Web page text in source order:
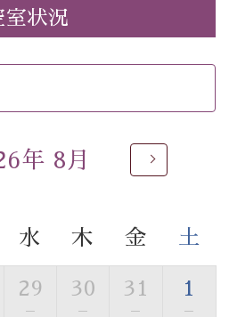
和会席 美湖膳（二十四節気と
現）
汁をはじめとした和定食
な源泉です。身も心も癒され
い。
菌防カビの特殊素材の畳を使
室状況
年 8月
水 木 金 土
29
—
30
—
31
—
1
—